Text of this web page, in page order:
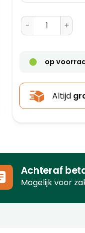
op
Altijd
Achteraf
Mogelijk voor